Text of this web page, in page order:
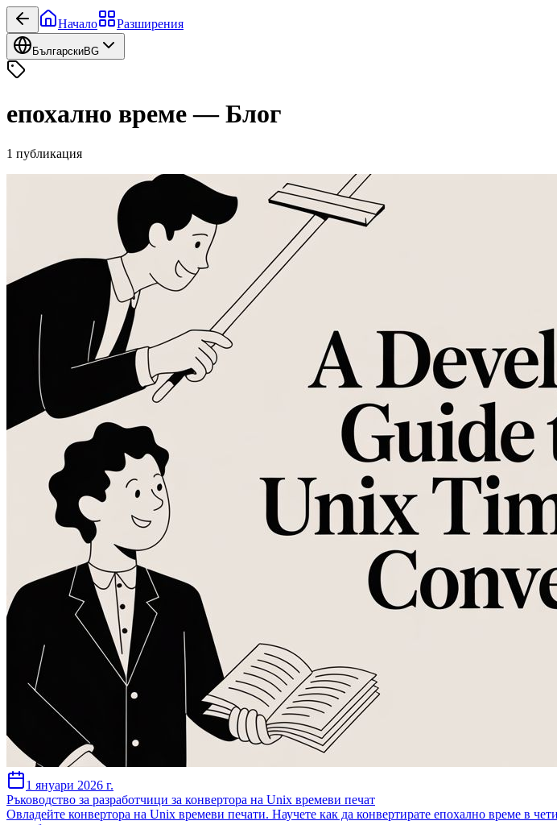
Начало Разширения
БългарскиBG
епохално време—Блог
1 публикация
1 януари 2026 г.
Ръководство за разработчици за конвертора на Unix времеви печат
Овладейте конвертора на Unix времеви печати. Научете как да конвертирате епохално време в